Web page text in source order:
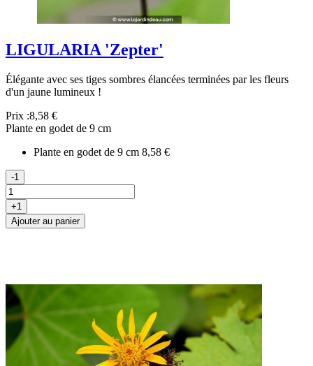
LIGULARIA 'Zepter'
Élégante avec ses tiges sombres élancées terminées par les fleurs
d'un jaune lumineux !
Prix :8,58 €
Plante en godet de 9 cm
Plante en godet de 9 cm 8,58 €
-1
+1
Ajouter au panier